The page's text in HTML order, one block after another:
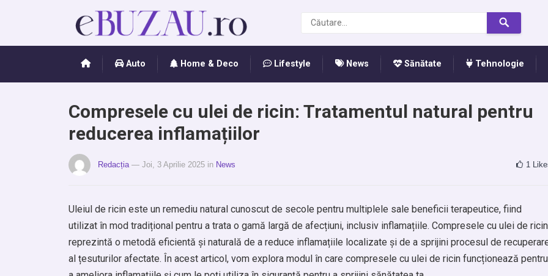
Auto Home & Deco Lifestyle News Sănătate Tehnologie
Compresele cu ulei de ricin: Tratamentul natural pentru
reducerea inflamațiilor
Redacția — Joi, 3 Aprilie 2025 in News 1
Uleiul de ricin este un remediu natural cunoscut de secole pentru multiplele sale beneficii terapeutice, fiind
utilizat în mod tradițional pentru a trata o gamă largă de afecțiuni, inclusiv inflamațiile. Compresele cu ulei de ricin
reprezintă o metodă eficientă și naturală de a reduce inflamațiile localizate și de a sprijini procesul de
al țesuturilor afectate. În acest articol, vom explora modul în care compresele cu ulei de ricin funcționează pentru